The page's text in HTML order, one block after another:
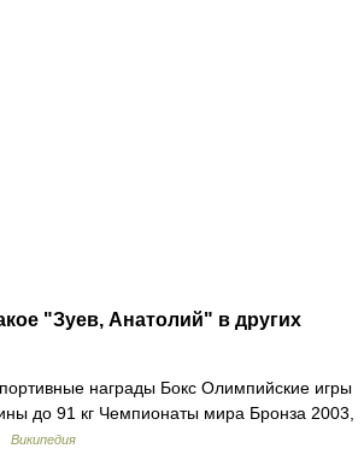
"Зуев, Анатолий" в других
награды Бокс Олимпийские игры
до 91 кг Чемпионаты мира Бронза 2003,
Википедия